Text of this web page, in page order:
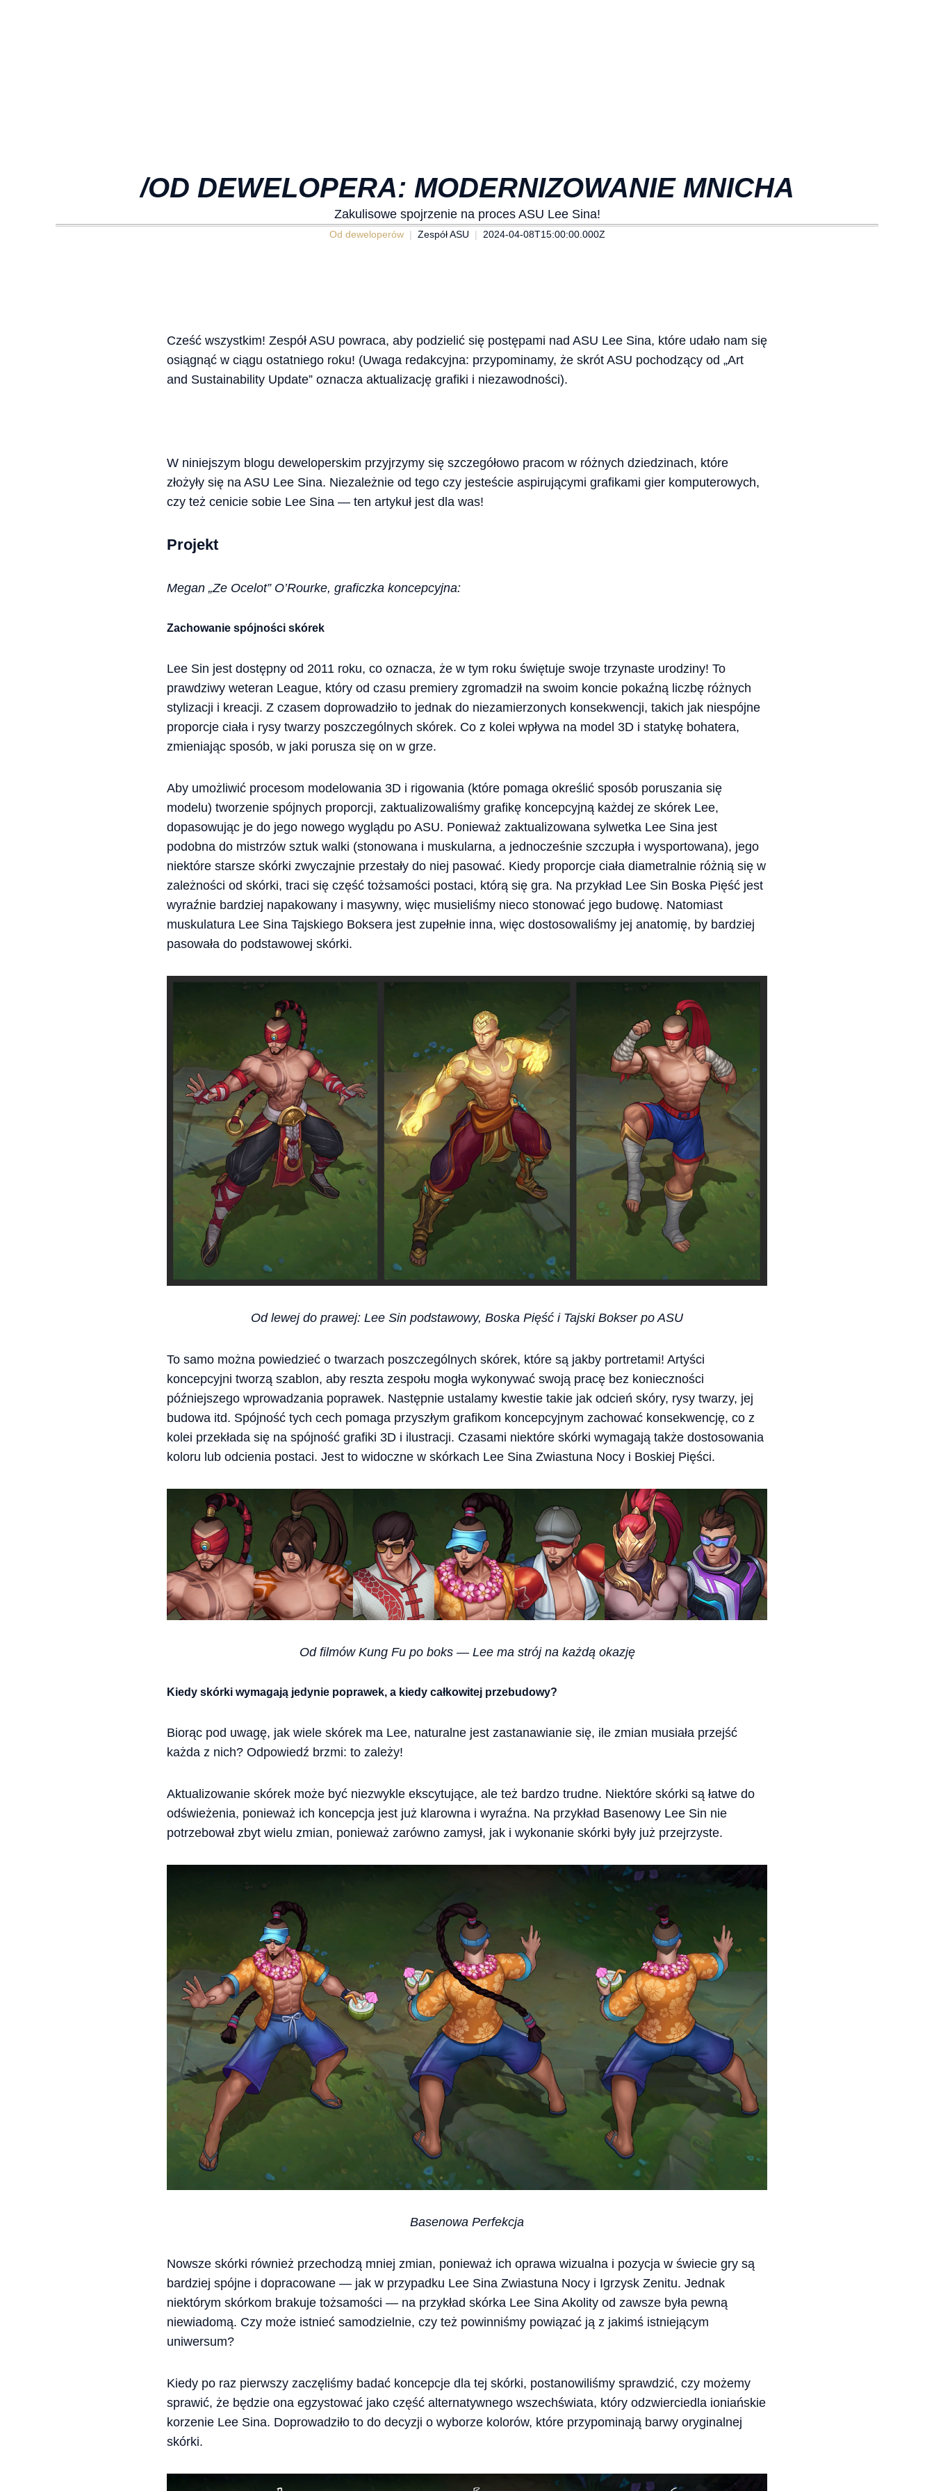
/OD DEWELOPERA: MODERNIZOWANIE MNICHA
Zakulisowe spojrzenie na proces ASU Lee Sina!
Od deweloperów Zespół ASU 2024-04-08T15:00:00.000Z
Cześć wszystkim! Zespół ASU powraca, aby podzielić się postępami nad ASU Lee Sina, które udało nam się
osiągnąć w ciągu ostatniego roku! (Uwaga redakcyjna: przypominamy, że skrót ASU pochodzący od „Art
and Sustainability Update” oznacza aktualizację grafiki i niezawodności).
W niniejszym blogu deweloperskim przyjrzymy się szczegółowo pracom w różnych dziedzinach, które
złożyły się na ASU Lee Sina. Niezależnie od tego czy jesteście aspirującymi grafikami gier komputerowych,
czy też cenicie sobie Lee Sina — ten artykuł jest dla was!
Projekt
Megan „Ze Ocelot” O’Rourke, graficzka koncepcyjna:
Zachowanie spójności skórek
Lee Sin jest dostępny od 2011 roku, co oznacza, że w tym roku świętuje swoje trzynaste urodziny! To
prawdziwy weteran League, który od czasu premiery zgromadził na swoim koncie pokaźną liczbę różnych
stylizacji i kreacji. Z czasem doprowadziło to jednak do niezamierzonych konsekwencji, takich jak niespójne
proporcje ciała i rysy twarzy poszczególnych skórek. Co z kolei wpływa na model 3D i statykę bohatera,
zmieniając sposób, w jaki porusza się on w grze.
Aby umożliwić procesom modelowania 3D i rigowania (które pomaga określić sposób poruszania się
modelu) tworzenie spójnych proporcji, zaktualizowaliśmy grafikę koncepcyjną każdej ze skórek Lee,
dopasowując je do jego nowego wyglądu po ASU. Ponieważ zaktualizowana sylwetka Lee Sina jest
podobna do mistrzów sztuk walki (stonowana i muskularna, a jednocześnie szczupła i wysportowana), jego
niektóre starsze skórki zwyczajnie przestały do niej pasować. Kiedy proporcje ciała diametralnie różnią się w
zależności od skórki, traci się część tożsamości postaci, którą się gra. Na przykład Lee Sin Boska Pięść jest
wyraźnie bardziej napakowany i masywny, więc musieliśmy nieco stonować jego budowę. Natomiast
muskulatura Lee Sina Tajskiego Boksera jest zupełnie inna, więc dostosowaliśmy jej anatomię, by bardziej
pasowała do podstawowej skórki.
Od lewej do prawej: Lee Sin podstawowy, Boska Pięść i Tajski Bokser po ASU
To samo można powiedzieć o twarzach poszczególnych skórek, które są jakby portretami! Artyści
koncepcyjni tworzą szablon, aby reszta zespołu mogła wykonywać swoją pracę bez konieczności
późniejszego wprowadzania poprawek. Następnie ustalamy kwestie takie jak odcień skóry, rysy twarzy, jej
budowa itd. Spójność tych cech pomaga przyszłym grafikom koncepcyjnym zachować konsekwencję, co z
kolei przekłada się na spójność grafiki 3D i ilustracji. Czasami niektóre skórki wymagają także dostosowania
koloru lub odcienia postaci. Jest to widoczne w skórkach Lee Sina Zwiastuna Nocy i Boskiej Pięści.
Od filmów Kung Fu po boks — Lee ma strój na każdą okazję
Kiedy skórki wymagają jedynie poprawek, a kiedy całkowitej przebudowy?
Biorąc pod uwagę, jak wiele skórek ma Lee, naturalne jest zastanawianie się, ile zmian musiała przejść
każda z nich? Odpowiedź brzmi: to zależy!
Aktualizowanie skórek może być niezwykle ekscytujące, ale też bardzo trudne. Niektóre skórki są łatwe do
odświeżenia, ponieważ ich koncepcja jest już klarowna i wyraźna. Na przykład Basenowy Lee Sin nie
potrzebował zbyt wielu zmian, ponieważ zarówno zamysł, jak i wykonanie skórki były już przejrzyste.
Basenowa Perfekcja
Nowsze skórki również przechodzą mniej zmian, ponieważ ich oprawa wizualna i pozycja w świecie gry są
bardziej spójne i dopracowane — jak w przypadku Lee Sina Zwiastuna Nocy i Igrzysk Zenitu. Jednak
niektórym skórkom brakuje tożsamości — na przykład skórka Lee Sina Akolity od zawsze była pewną
niewiadomą. Czy może istnieć samodzielnie, czy też powinniśmy powiązać ją z jakimś istniejącym
uniwersum?
Kiedy po raz pierwszy zaczęliśmy badać koncepcje dla tej skórki, postanowiliśmy sprawdzić, czy możemy
sprawić, że będzie ona egzystować jako część alternatywnego wszechświata, który odzwierciedla ioniańskie
korzenie Lee Sina. Doprowadziło to do decyzji o wyborze kolorów, które przypominają barwy oryginalnej
skórki.